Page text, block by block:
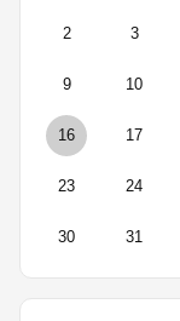
2 3
9 10
16 17
23 24
30 31